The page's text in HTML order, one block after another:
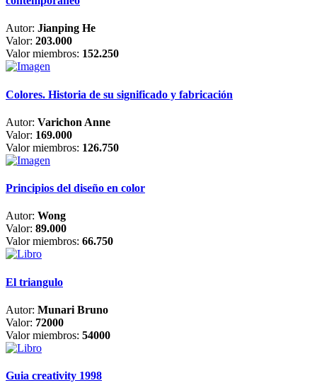
Autor: Jianping He
Valor: 203.000
Valor miembros: 152.250
Colores. Historia de su significado y fabricación
Autor: Varichon Anne
Valor: 169.000
Valor miembros: 126.750
Principios del diseño en color
Autor: Wong
Valor: 89.000
Valor miembros: 66.750
El triangulo
Autor: Munari Bruno
Valor: 72000
Valor miembros: 54000
Guia creativity 1998